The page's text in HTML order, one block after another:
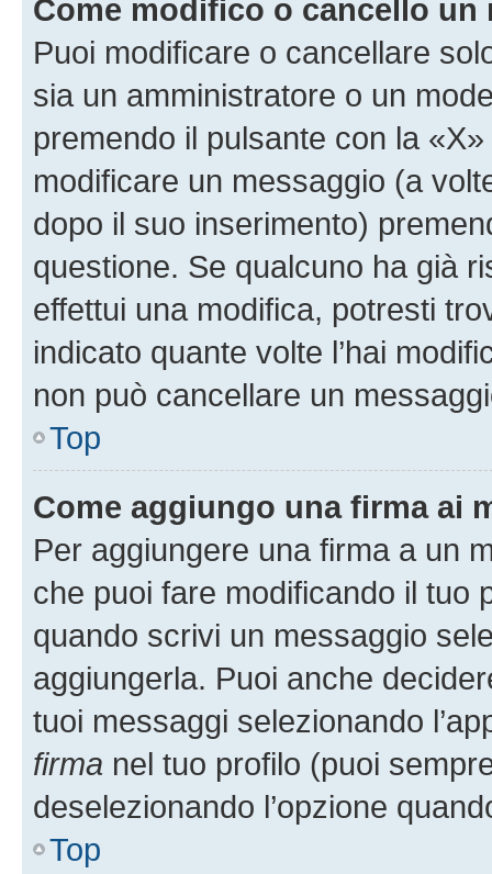
Come modifico o cancello un
Puoi modificare o cancellare
sia un amministratore o un
premendo il pulsante con la
modificare un messaggio (a
dopo il suo inserimento)
questione. Se qualcuno ha già
effettui una modifica, potresti
indicato quante volte l’hai
non può cancellare un
Top
Come aggiungo una firma ai
Per aggiungere una firma a un
che puoi fare modificando il tuo
quando scrivi un messaggio
aggiungerla. Puoi anche
tuoi messaggi selezionando
firma nel tuo profilo (puoi
deselezionando l’opzione
Top